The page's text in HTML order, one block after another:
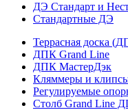
ДЭ Стандарт и
Стандартные ДЭ
Террасная доска
ДПК Grand Line
ДПК МастерДэк
Кляммеры и
Регулируемые
Столб Grand Line